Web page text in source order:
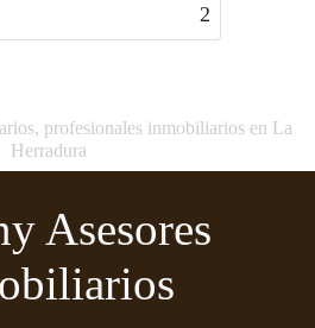
2
profesionales inmobiliarios en La
Herradura
Asesores